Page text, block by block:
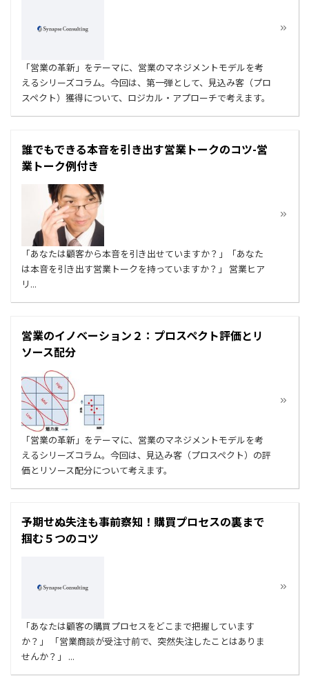
「営業の革新」をテーマに、営業のマネジメントモデルを考
えるシリーズコラム。今回は、第一弾として、見込み客（プロ
スペクト）獲得について、ロジカル・アプローチで考えます。
誰でもできる本音を引き出す営業トークのコツ-営
業トーク例付き
「あなたは顧客から本音を引き出せていますか？」「あなた
は本音を引き出す営業トークを持っていますか？」 営業ヒア
リ...
営業のイノベーション２：プロスペクト評価とリ
ソース配分
「営業の革新」をテーマに、営業のマネジメントモデルを考
えるシリーズコラム。今回は、見込み客（プロスペクト）の評
価とリソース配分について考えます。
予期せぬ失注も事前察知！購買プロセスの裏まで
掴む５つのコツ
「あなたは顧客の購買プロセスをどこまで把握しています
か？」 「営業商談が受注寸前で、突然失注したことはありま
せんか？」 ...